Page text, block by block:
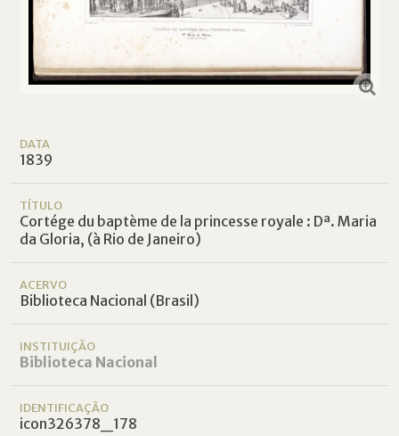
DATA
1839
TÍTULO
Cortége du baptème de la princesse royale : Dª. Maria
da Gloria, (à Rio de Janeiro)
ACERVO
Biblioteca Nacional (Brasil)
INSTITUIÇÃO
Biblioteca Nacional
IDENTIFICAÇÃO
icon326378_178